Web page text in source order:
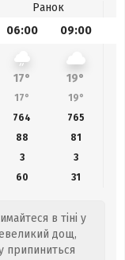
Ранок
06:00 09:00
17° 19°
17° 19°
764 765
88 81
3
3
60 31
в тіні у
дощ,
припиниться